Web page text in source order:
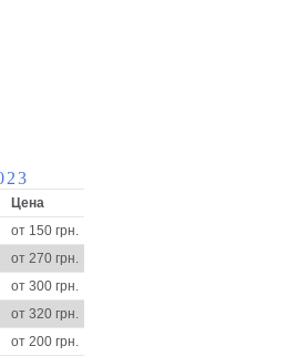
Цена
от 150 грн.
от 270 грн.
от 300 грн.
от 320 грн.
от 200 грн.